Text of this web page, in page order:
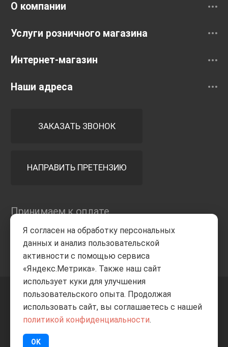
О компании
Услуги розничного магазина
Интернет-магазин
Наши адреса
ЗАКАЗАТЬ ЗВОНОК
НАПРАВИТЬ ПРЕТЕНЗИЮ
Принимаем к оплате
+7 8332205-805 ВВЕРХ
ИП Баранов А.С. 2026
Я согласен на обработку персональных
данных и анализ пользовательской
активности с помощью сервиса
«Яндекс.Метрика». Также наш сайт
использует куки для улучшения
пользовательского опыта. Продолжая
использовать сайт, вы соглашаетесь с нашей
политикой конфиденциальности.
OK